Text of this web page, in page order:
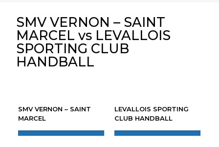
SMV VERNON – SAINT
MARCEL vs LEVALLOIS
SPORTING CLUB
HANDBALL
SMV VERNON – SAINT
MARCEL
LEVALLOIS SPORTING
CLUB HANDBALL